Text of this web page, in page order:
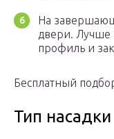
На
двери. Лучше
профиль и
Бесплатный
Тип